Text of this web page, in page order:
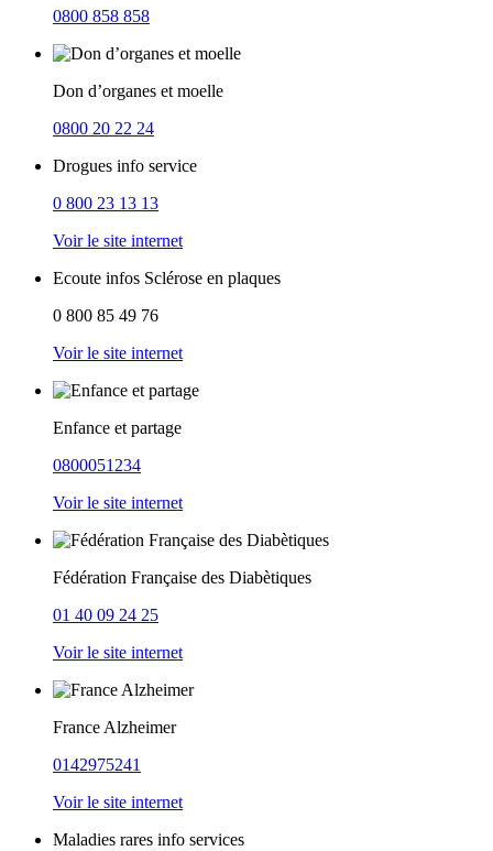
0800 858 858
Don d’organes et moelle
0800 20 22 24
Drogues info service
0 800 23 13 13
Voir le site internet
Ecoute infos Sclérose en plaques
0 800 85 49 76
Voir le site internet
Enfance et partage
0800051234
Voir le site internet
Fédération Française des Diabètiques
01 40 09 24 25
Voir le site internet
France Alzheimer
0142975241
Voir le site internet
Maladies rares info services